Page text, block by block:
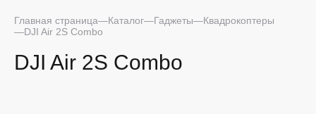
Главная страница Каталог Гаджеты
Квадрокоптеры
DJI Air 2S Combo
DJI Air 2S Combo